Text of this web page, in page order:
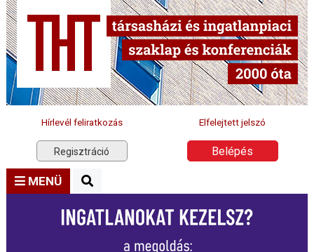
Hírlevél feliratkozás Elfelejtett jelszó
Regisztráció Belépés
MENÜ